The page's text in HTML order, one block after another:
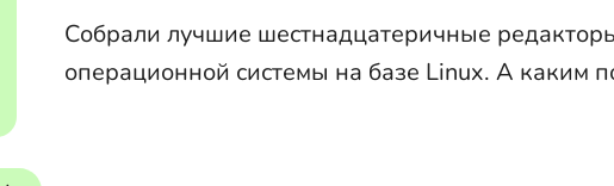
Собрали лучшие шестнадцатеричные
операционной системы на базе Linux. А каким